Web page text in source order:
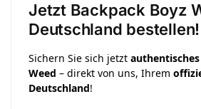
Jetzt Backpack Boyz
Deutschland bestellen!
Sichern Sie sich jetzt
Weed – direkt von uns, Ihrem
Deutschland!